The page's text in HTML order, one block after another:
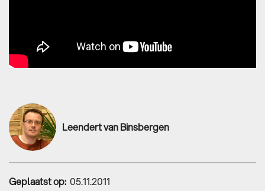
Leendert van Binsbergen
Geplaatst op: 05.11.2011